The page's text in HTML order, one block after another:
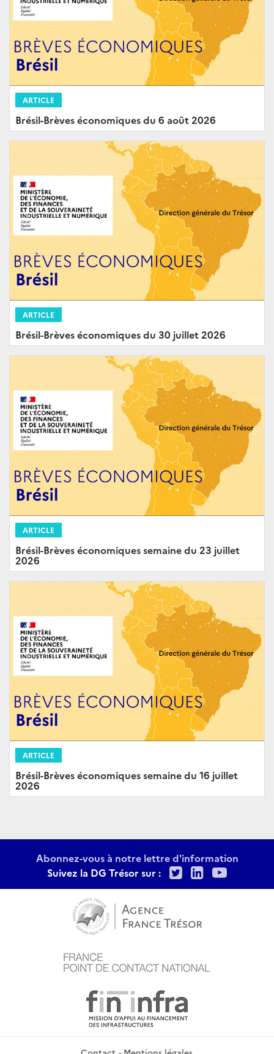
ARTICLE
Brésil-Brèves économiques du 6 août 2026
ARTICLE
Brésil-Brèves économiques du 30 juillet 2026
ARTICLE
Brésil-Brèves économiques semaine du 23 juillet
2026
ARTICLE
Brésil-Brèves économiques semaine du 16 juillet
2026
Abonnez-vous à notre lettre d'information
Suivez la DG Trésor sur :
TwitterLinkedIn